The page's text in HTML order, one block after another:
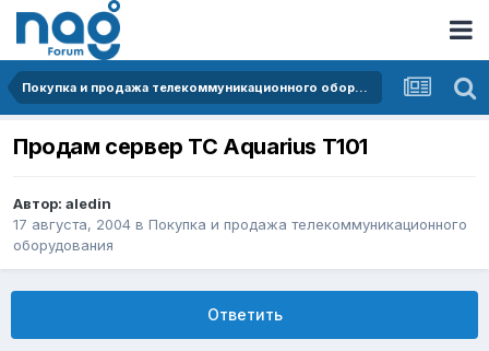
Покупка и продажа телекоммуникационного оборудования
Продам сервер ТС Aquarius T101
Автор: aledin
17 августа, 2004 в Покупка и продажа телекоммуникационного
оборудования
Ответить